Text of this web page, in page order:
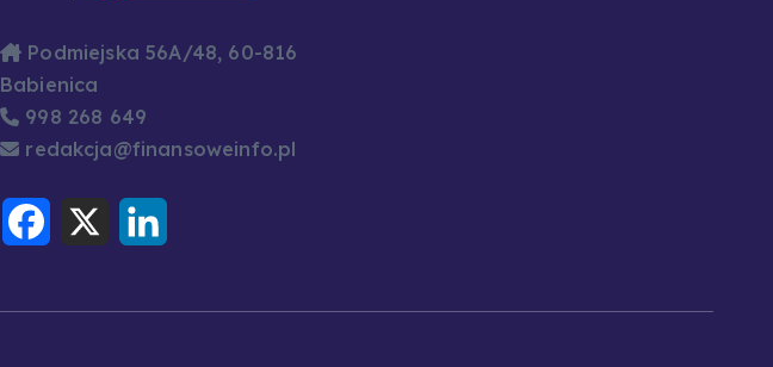
Podmiejska 56A/48, 60-816
Babienica
998 268 649
redakcja@finansoweinfo.pl
F
c
X